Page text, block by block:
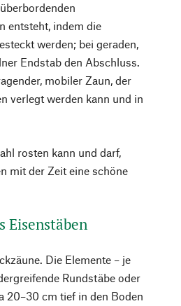
entsteht, indem die
werden; bei geraden,
Endstab den Abschluss.
mobiler Zaun, der
verlegt werden kann und in
rosten kann und darf,
mit der Zeit eine schöne
Eisenstäben
Die Elemente – je
Rundstäbe oder
20–30 cm tief in den Boden